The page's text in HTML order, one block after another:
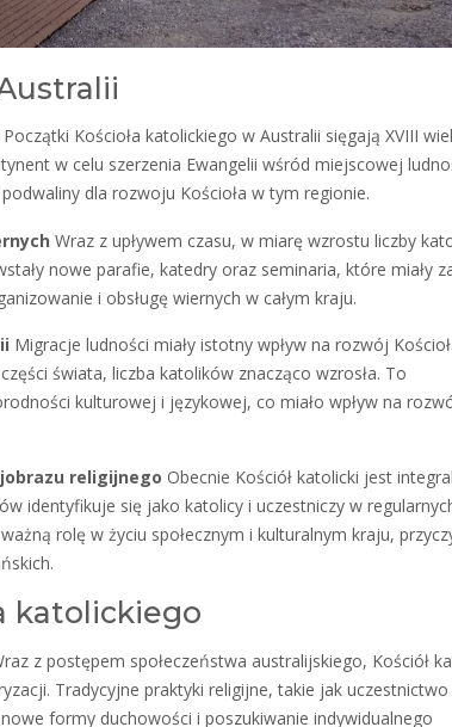
Początki Kościoła katolickiego w Australii sięgają XVIII
w celu szerzenia Ewangelii wśród miejscowej
dla rozwoju Kościoła w tym regionie.
Wraz z upływem czasu, w miarę wzrostu liczby
nowe parafie, katedry oraz seminaria, które miały
i obsługę wiernych w całym kraju.
Migracje ludności miały istotny wpływ na rozwój
świata, liczba katolików znacząco wzrosła. To
kulturowej i językowej, co miało wpływ na
religijnego Obecnie Kościół katolicki jest
identyfikuje się jako katolicy i uczestniczy w
rolę w życiu społecznym i kulturalnym kraju,
katolickiego
z postępem społeczeństwa australijskiego, Kościół
Tradycyjne praktyki religijne, takie jak
formy duchowości i poszukiwanie indywidualnego